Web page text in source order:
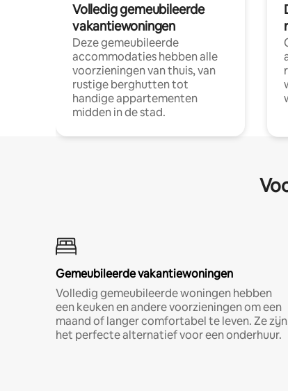
Volledig gemeubileerde
vakantiewoningen
Deze gemeubileerde
accommodaties hebben alle
voorzieningen van thuis, van
rustige berghutten tot
handige appartementen
midden in de stad.
Gemeubileerde vakantiewoningen
Volledig gemeubileerde woningen hebben
een keuken en andere voorzieningen om een
maand of langer comfortabel te leven. Ze zijn
het perfecte alternatief voor een onderhuur.